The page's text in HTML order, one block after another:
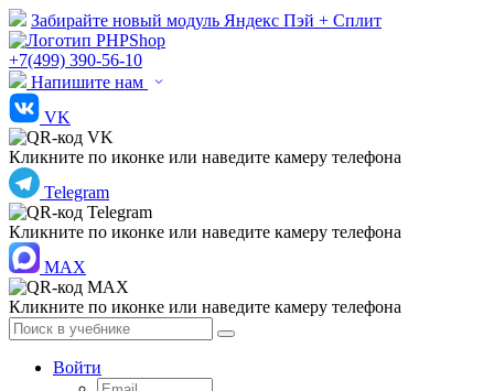
Забирайте новый модуль Яндекс Пэй + Сплит
+7(499) 390-56-10
Напишите нам
VK
Кликните по иконке или наведите камеру телефона
Telegram
Кликните по иконке или наведите камеру телефона
MAX
Кликните по иконке или наведите камеру телефона
Войти